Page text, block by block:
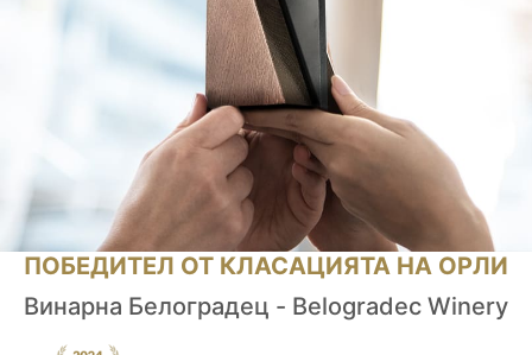
ПОБЕДИТЕЛ ОТ КЛАСАЦИЯТА НА ОРЛИ
Винарна Белоградец - Belogradec Winery